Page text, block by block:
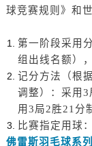
球竞赛规则》和
第一阶段采用
组出线名额）
记分方法（根
调整）：采用
用3局2胜21分
比赛指定用球：
佛雷斯羽毛球系列